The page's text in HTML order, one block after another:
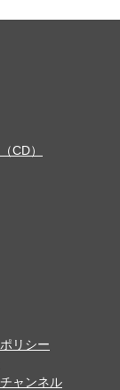
CD）
リシー
ャンネル